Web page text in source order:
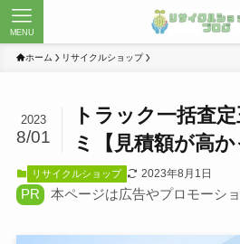
MENU
ホーム リサイクルショップ
トラック一括査
ミ【見積額が高か
2023
8/01
リサイクルショップ 2023年8月1日
PR 本ページは広告やプロモーシ